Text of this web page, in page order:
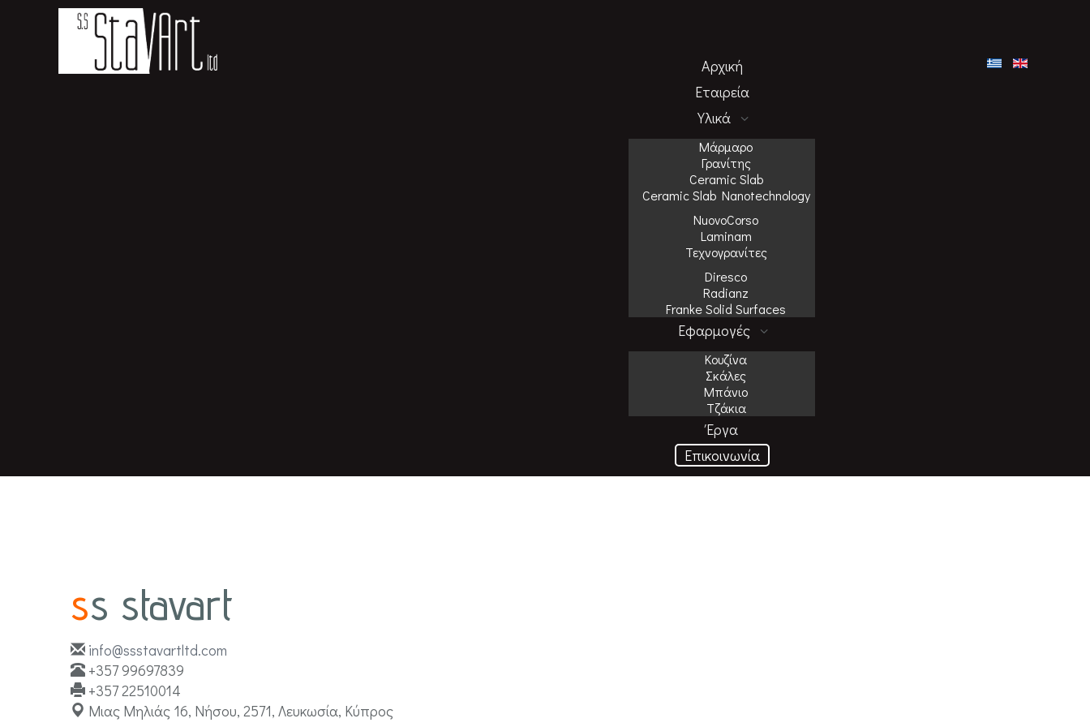
Αρχική
Εταιρεία
Υλικά
Μάρμαρο
Γρανίτης
Ceramic Slab
Ceramic Slab Nanotechnology
NuovoCorso
Laminam
Τεχνογρανίτες
Diresco
Radianz
Franke Solid Surfaces
Εφαρμογές
Κουζίνα
Σκάλες
Μπάνιο
Τζάκια
Έργα
Επικοινωνία
ss stavart
info@ssstavartltd.com
+357 99697839
+357 22510014
Μιας Μηλιάς 16, Νήσου, 2571, Λευκωσία, Κύπρος